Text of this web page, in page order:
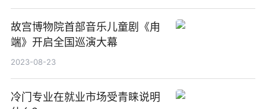
故宫博物院首部音乐儿童剧《甪
端》开启全国巡演大幕
2023-08-23
冷门专业在就业市场受青睐说明